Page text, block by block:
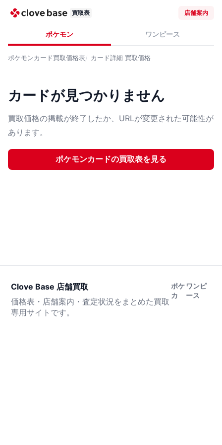
買取表 店舗案内
ポケモン ワンピース
ポケモンカード買取価格表 カード詳細 買取価格
カードが見つかりません
買取価格の掲載が終了したか、URLが変更された可能性が
あります。
ポケモンカードの買取表を見る
Clove Base 店舗買取
価格表・店舗案内・査定状況をまとめた買取
専用サイトです。
ポケ
カ
ワンピ
ース